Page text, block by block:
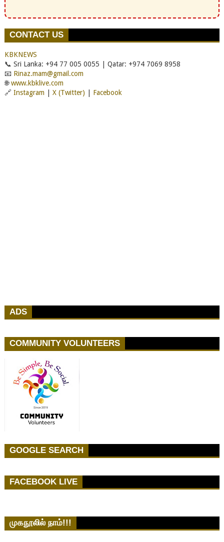
CONTACT US
KBKNEWS
📞 Sri Lanka: +94 77 005 0055 | Qatar: +974 7069 8958
📧 Rinaz.mam@gmail.com
🌐www.kbklive.com
🔗 Instagram X (Twitter) Facebook
ADS
COMMUNITY VOLUNTEERS
GOOGLE SEARCH
FACEBOOK LIVE
முகநூலில் நாம்!!!